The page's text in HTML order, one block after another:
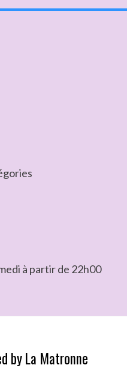
à partir de 22h00
byLa Matronne